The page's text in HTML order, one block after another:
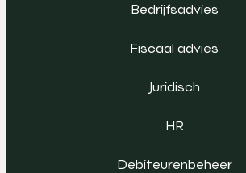
Bedrijfsadvies
Fiscaal advies
Juridisch
HR
Debiteurenbeheer